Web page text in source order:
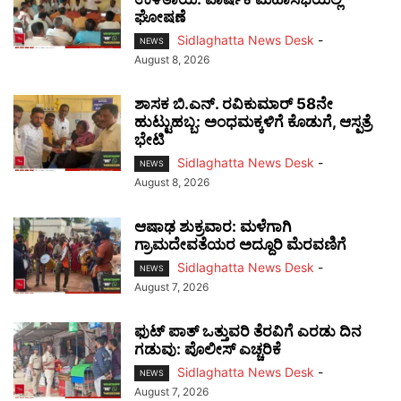
ಘೋಷಣೆ
NEWS Sidlaghatta News Desk -
August 8, 2026
ಶಾಸಕ ಬಿ.ಎನ್. ರವಿಕುಮಾರ್ 58ನೇ
ಹುಟ್ಟುಹಬ್ಬ: ಅಂಧಮಕ್ಕಳಿಗೆ ಕೊಡುಗೆ, ಆಸ್ಪತ್ರೆ
ಭೇಟಿ
NEWS Sidlaghatta News Desk -
August 8, 2026
ಆಷಾಢ ಶುಕ್ರವಾರ: ಮಳೆಗಾಗಿ
ಗ್ರಾಮದೇವತೆಯರ ಅದ್ದೂರಿ ಮೆರವಣಿಗೆ
NEWS Sidlaghatta News Desk -
August 7, 2026
ಫುಟ್‌ ಪಾತ್ ಒತ್ತುವರಿ ತೆರವಿಗೆ ಎರಡು ದಿನ
ಗಡುವು: ಪೊಲೀಸ್ ಎಚ್ಚರಿಕೆ
NEWS Sidlaghatta News Desk -
August 7, 2026